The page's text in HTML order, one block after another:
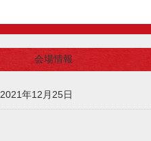
会場情報
2021年12月25日